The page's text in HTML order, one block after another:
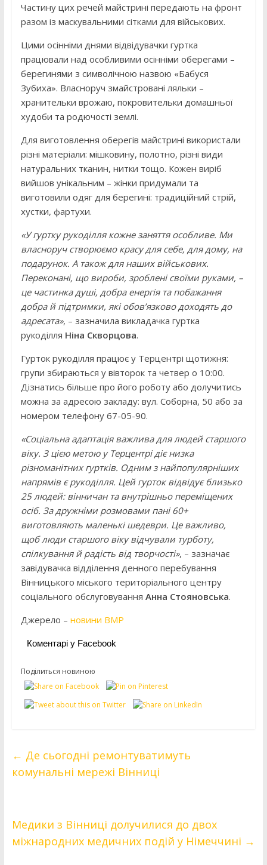
Частину цих речей майстрині передають на фронт
разом із маскувальними сітками для військових.
Цими осінніми днями відвідувачки гуртка
працювали над особливими осінніми оберегами –
берегинями з символічною назвою «Бабуся
Зубиха». Власноруч змайстровані ляльки –
хранительки врожаю, покровительки домашньої
худоби та родючості землі.
Для виготовлення оберегів майстрині використали
різні матеріали: мішковину, полотно, різні види
натуральних тканин, нитки тощо. Кожен виріб
вийшов унікальним – жінки придумали та
виготовили одяг для берегині: традиційний стрій,
хустки, фартухи.
«У гуртку рукоділля кожне заняття особливе. Ми
власноруч створюємо красу для себе, для дому, на
подарунок. А також для наших військових.
Переконані, що вироби, зроблені своїми руками, –
це частинка душі, добра енергія та побажання
добра й підтримки, які обов’язково доходять до
адресата», – зазначила викладачка гуртка
рукоділля Ніна Скворцова.
Гурток рукоділля працює у Терцентрі щотижня:
групи збираються у вівторок та четвер о 10:00.
Дізнатись більше про його роботу або долучитись
можна за адресою закладу: вул. Соборна, 50 або за
номером телефону 67-05-90.
«Соціальна адаптація важлива для людей старшого
віку. З цією метою у Терцентрі діє низка
різноманітних гуртків. Одним з найпопулярніших
напрямів є рукоділля. Цей гурток відвідує близько
25 людей: вінничан та внутрішньо переміщених
осіб. За дружніми розмовами пані 60+
виготовляють маленькі шедеври. Це важливо,
щоб люди старшого віку відчували турботу,
спілкування й радість від творчості», – зазначає
завідувачка відділення денного перебування
Вінницького міського територіального центру
соціального обслуговування Анна Стояновська.
Джерело – новини ВМР
Коментарі у Facebook
Поділиться новиною
← Де сьогодні ремонтуватимуть
комунальні мережі Вінниці
Медики з Вінниці долучилися до двох
міжнародних медичних подій у Німеччині →